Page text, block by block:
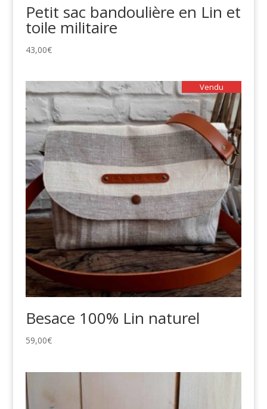
Petit sac bandoulière en Lin et
toile militaire
43,00€
Vendu
Besace 100% Lin naturel
59,00€